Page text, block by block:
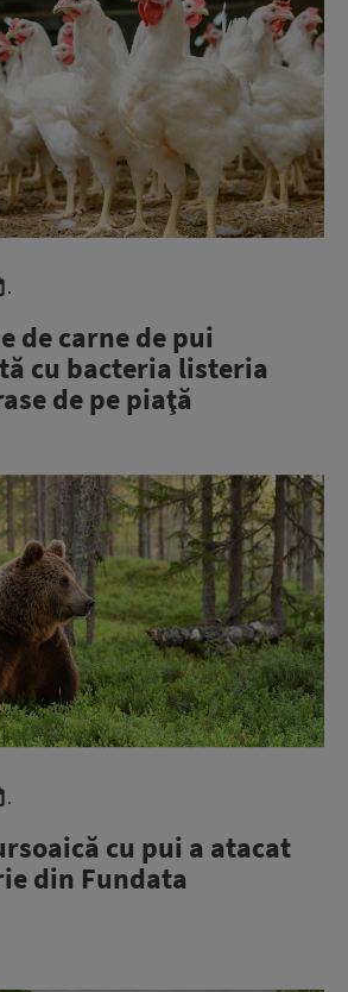
.
de carne de pui
cu bacteria listeria
de pe piaţă
.
cu pui a atacat
din Fundata